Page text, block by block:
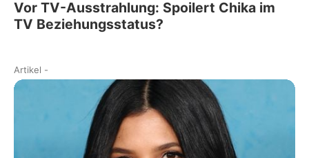
Vor TV-Ausstrahlung: Spoilert Chika im
TV Beziehungsstatus?
Artikel -